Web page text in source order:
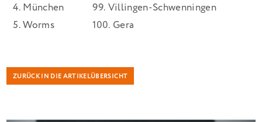
4. München
5. Worms
99. Villingen-Schwenningen
100. Gera
ZURÜCK IN DIE ARTIKELÜBERSICHT